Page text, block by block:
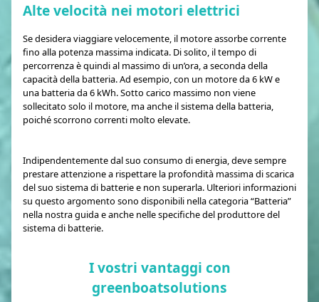
Alte velocità nei motori elettrici
Se desidera viaggiare velocemente, il motore assorbe corrente
fino alla potenza massima indicata. Di solito, il tempo di
percorrenza è quindi al massimo di un’ora, a seconda della
capacità della batteria. Ad esempio, con un motore da 6 kW e
una batteria da 6 kWh. Sotto carico massimo non viene
sollecitato solo il motore, ma anche il sistema della batteria,
poiché scorrono correnti molto elevate.
Indipendentemente dal suo consumo di energia, deve sempre
prestare attenzione a rispettare la profondità massima di scarica
del suo sistema di batterie e non superarla. Ulteriori informazioni
su questo argomento sono disponibili nella categoria “Batteria”
nella nostra guida e anche nelle specifiche del produttore del
sistema di batterie.
I vostri vantaggi con
greenboatsolutions